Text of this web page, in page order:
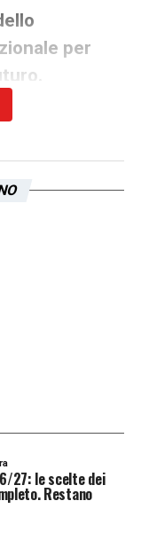
per
e
Lazzari!. Il
futuro resta
e fisiche sul
tutti i
27: le scelte dei
Restano